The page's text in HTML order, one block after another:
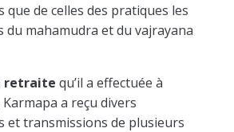
que de celles des pratiques les
du mahamudra et du vajrayana
retraite qu’il a effectuée à
a reçu divers
et transmissions de plusieurs